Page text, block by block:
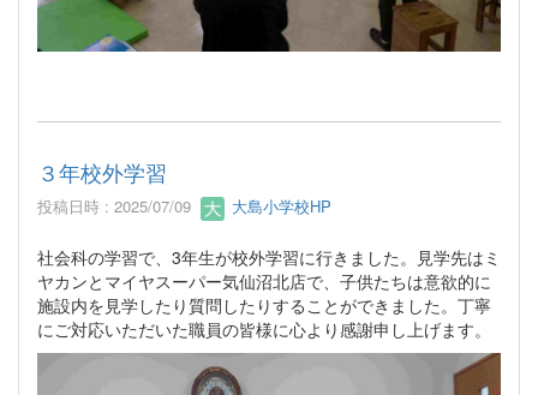
３年校外学習
投稿日時 : 2025/07/09 大島小学校HP
社会科の学習で、3年生が校外学習に行きました。見学先はミ
ヤカンとマイヤスーパー気仙沼北店で、子供たちは意欲的に
施設内を見学したり質問したりすることができました。丁寧
にご対応いただいた職員の皆様に心より感謝申し上げます。